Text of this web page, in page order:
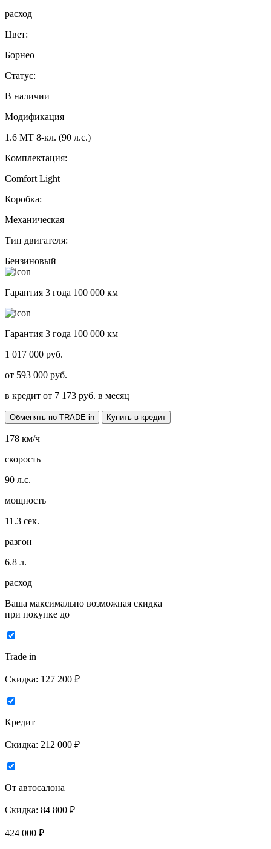
расход
Цвет:
Борнео
Статус:
В наличии
Модификация
1.6 МТ 8-кл. (90 л.с.)
Комплектация:
Comfort Light
Коробка:
Механическая
Тип двигателя:
Бензиновый
Гарантия 3 года 100 000 км
Гарантия 3 года 100 000 км
1 017 000 руб.
от 593 000 руб.
в кредит от 7 173 руб. в месяц
Обменять по TRADE in Купить в кредит
178 км/ч
скорость
90 л.с.
мощность
11.3 сек.
разгон
6.8 л.
расход
Ваша максимально возможная скидка
при покупке до
Trade in
Скидка: 127 200 ₽
Кредит
Скидка: 212 000 ₽
От автосалона
Скидка: 84 800 ₽
424 000 ₽